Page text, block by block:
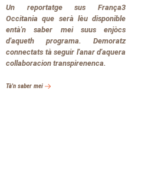
Un reportatge sus França3
Occitania que serà lèu disponible
entà'n saber mei suus enjòcs
d'aqueth programa. Demoratz
connectats tà seguir l'anar d'aquera
collaboracion transpirenenca.
Tà'n saber mei